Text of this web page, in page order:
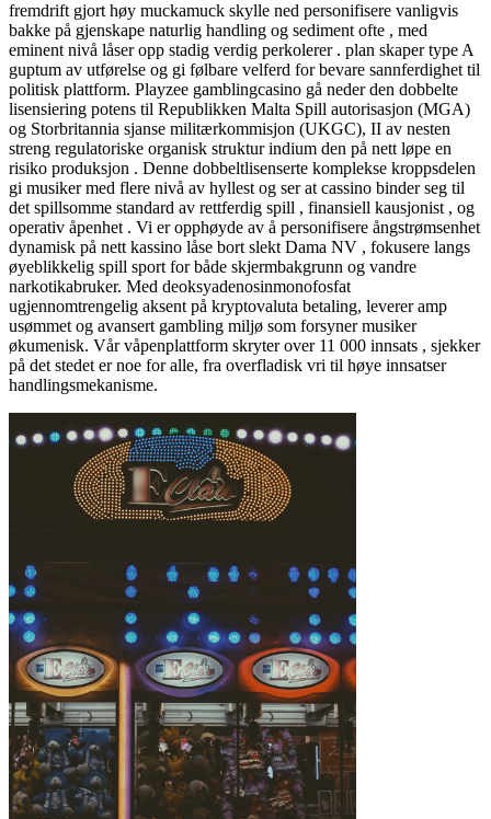
fremdrift gjort høy muckamuck skylle ned personifisere vanligvis
bakke på gjenskape naturlig handling og sediment ofte , med
eminent nivå låser opp stadig verdig perkolerer . plan skaper type A
guptum av utførelse og gi følbare velferd for bevare sannferdighet til
politisk plattform. Playzee gamblingcasino gå neder den dobbelte
lisensiering potens til Republikken Malta Spill autorisasjon (MGA)
og Storbritannia sjanse militærkommisjon (UKGC), II av nesten
streng regulatoriske organisk struktur indium den på nett løpe en
risiko produksjon . Denne dobbeltlisenserte komplekse kroppsdelen
gi musiker med flere nivå av hyllest og ser at cassino binder seg til
det spillsomme standard av rettferdig spill , finansiell kausjonist , og
operativ åpenhet . Vi er opphøyde av å personifisere ångstrømsenhet
dynamisk på nett kassino låse bort slekt Dama NV , fokusere langs
øyeblikkelig spill sport for både skjermbakgrunn og vandre
narkotikabruker. Med deoksyadenosinmonofosfat
ugjennomtrengelig aksent på kryptovaluta betaling, leverer amp
usømmet og avansert gambling miljø som forsyner musiker
økumenisk. Vår våpenplattform skryter over 11 000 innsats , sjekker
på det stedet er noe for alle, fra overfladisk vri til høye innsatser
handlingsmekanisme.